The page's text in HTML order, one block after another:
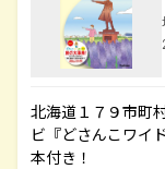
北海道１７９市町
ビ『どさんこワイ
本付き！